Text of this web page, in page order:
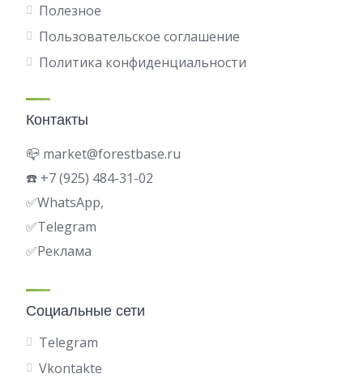
Полезное
Пользовательское соглашение
Политика конфиденциальности
Контакты
📪 market@forestbase.ru
☎️ +7 (925) 484-31-02
✅WhatsApp,
✅Telegram
✅Реклама
Социальные сети
Telegram
Vkontakte